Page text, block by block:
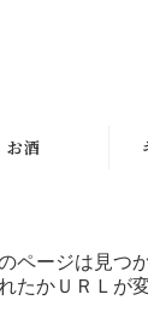
お酒
ンセット
ページは見つ
たかＵＲＬが